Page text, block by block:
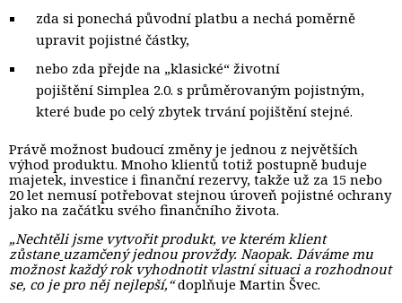
zda si ponechá původní platbu a nechá poměrně
upravit pojistné částky,
nebo zda přejde na „klasické“ životní
pojištění Simplea 2.0. s průměrovaným pojistným,
které bude po celý zbytek trvání pojištění stejné.
Právě možnost budoucí změny je jednou z největších
výhod produktu. Mnoho klientů totiž postupně buduje
majetek, investice i finanční rezervy, takže už za 15 nebo
20 let nemusí potřebovat stejnou úroveň pojistné ochrany
jako na začátku svého finančního života.
„Nechtěli jsme vytvořit produkt, ve kterém klient
zůstane uzamčený jednou provždy. Naopak. Dáváme mu
možnost každý rok vyhodnotit vlastní situaci a rozhodnout
se, co je pro něj nejlepší,“doplňuje Martin Švec.